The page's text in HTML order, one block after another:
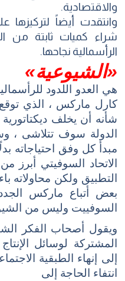
والاقتصادية.
وانتقدت أيضاً لتركيزها
شراء كميات ثابتة من
الرأسمالية نجاحها.
«الشيوعية»
هي العدو اللدود
كارل ماركس ، الذي
شأنه أن يخلف ديكتاتورية
الدولة سوف تتلاشى ،
مبدأ كل وفق احتياجاته
الاتحاد السوفيتي
التطبيق ولكن محاولاته
بعض أتباع ماركس
السوفييت وليس من
ويقول أصحاب الفكر
المشتركة لوسائل الإنتاج
إلى إنهاء الطبقية ا
انتفاء الحاجة إلى